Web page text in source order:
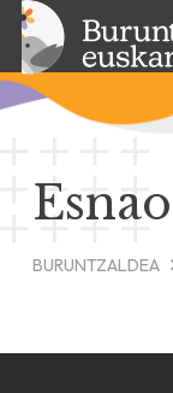
BURUNTZALDEA